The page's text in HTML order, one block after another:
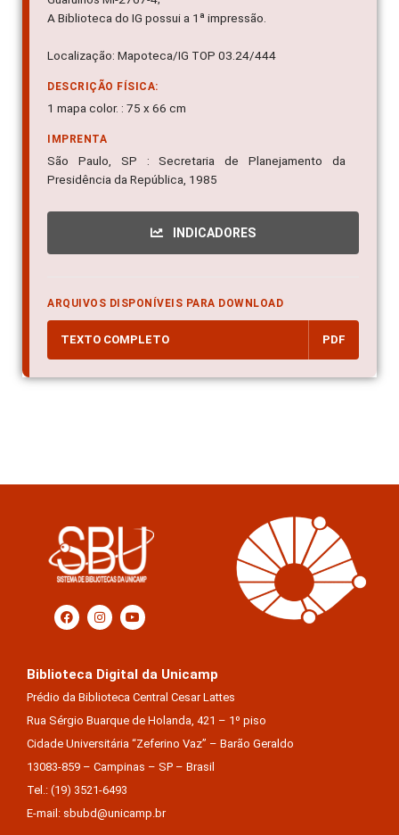
A Biblioteca do IG possui a 1ª impressão.
Localização: Mapoteca/IG TOP 03.24/444
DESCRIÇÃO FÍSICA:
1 mapa color. : 75 x 66 cm
IMPRENTA
São Paulo, SP : Secretaria de Planejamento da
Presidência da República, 1985
INDICADORES
ARQUIVOS DISPONÍVEIS PARA DOWNLOAD
TEXTO COMPLETO PDF
Biblioteca Digital da Unicamp
Prédio da Biblioteca Central Cesar Lattes
Rua Sérgio Buarque de Holanda, 421 – 1º piso
Cidade Universitária “Zeferino Vaz” – Barão Geraldo
13083-859 – Campinas – SP – Brasil
Tel.: (19) 3521-6493
E-mail: sbubd@unicamp.br